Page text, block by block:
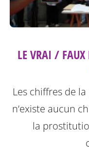
LE VRAI / FAUX
Les chiffres de
n’existe aucun
la